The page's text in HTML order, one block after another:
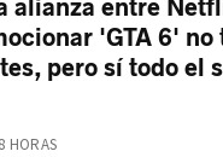
alianza entre
'GTA 6' no
pero sí todo el
HORAS